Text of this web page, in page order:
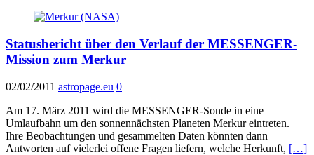
Statusbericht über den Verlauf der MESSENGER-
Mission zum Merkur
02/02/2011 astropage.eu 0
Am 17. März 2011 wird die MESSENGER-Sonde in eine
Umlaufbahn um den sonnennächsten Planeten Merkur eintreten.
Ihre Beobachtungen und gesammelten Daten könnten dann
Antworten auf vielerlei offene Fragen liefern, welche Herkunft, […]